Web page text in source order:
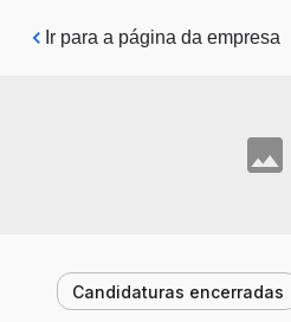
Pular para o conteúdo principal
Ir para a página da empresa
Candidaturas encerradas